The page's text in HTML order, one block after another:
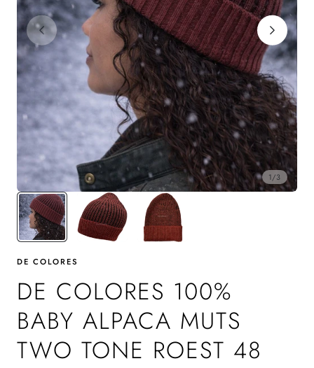
1/3
DE COLORES
DE COLORES 100%
BABY ALPACA MUTS
TWO TONE ROEST 48